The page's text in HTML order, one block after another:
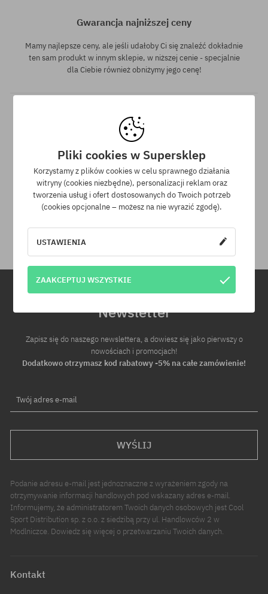
Gwarancja najniższej ceny
Mamy najlepsze ceny, ale jeśli udałoby Ci się znaleźć dokładnie
ten sam produkt w innym sklepie, w niższej cenie - specjalnie
dla Ciebie również obniżymy jego cenę!
30 dni na zwrot zakupów
Na zwrot zakupionych produktów masz 30 dni licząc od daty
Newsletter
Zapisz się do naszego newslettera, a dowiesz się jako pierwszy o
nowościach i promocjach!
Dodatkowo otrzymasz kod rabatowy -5% na całe zamówienie!
Twój adres e-mail
WYŚLIJ
Podanie adresu e-mail jest jednoznaczne z wyrażeniem zgody na
otrzymywanie informacji handlowych pod wskazany adres e-mail.
Informujemy, że administratorem Twoich danych osobowych jest Cool
Sport Distribution sp. z o.o. z siedzibą przy ul. Handlowców 2 w
Modlniczce. Dowiedz się więcej o przetwarzaniu Twoich danych.
Kontakt
Pliki cookies w Supersklep
Korzystamy z plików cookies w celu sprawnego działania
witryny (cookies niezbędne), personalizacji reklam oraz
tworzenia usług i ofert dostosowanych do Twoich potrzeb
(cookies opcjonalne – możesz na nie wyrazić zgodę).
USTAWIENIA
ZAAKCEPTUJ WSZYSTKIE